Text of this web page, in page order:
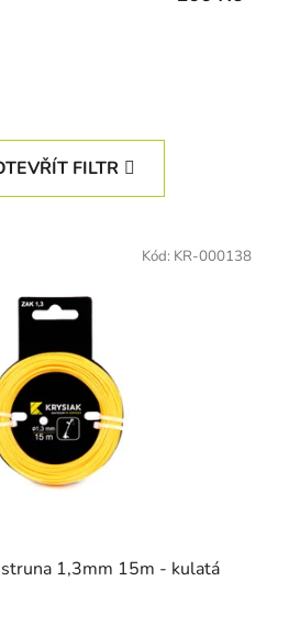
FILTR
struna 1,3mm 15m - kulatá
Kód: KR-000138